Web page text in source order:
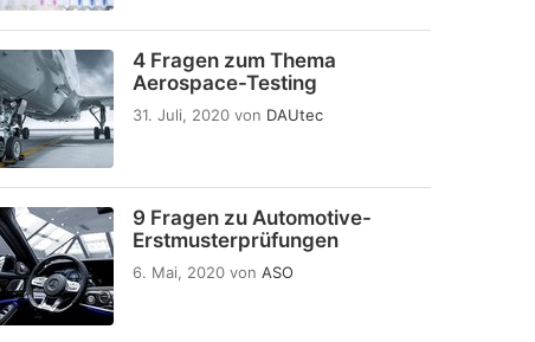
4 Fragen zum Thema
Aerospace-Testing
31. Juli, 2020 von DAUtec
9 Fragen zu Automotive-
Erstmusterprüfungen
6. Mai, 2020 von ASO